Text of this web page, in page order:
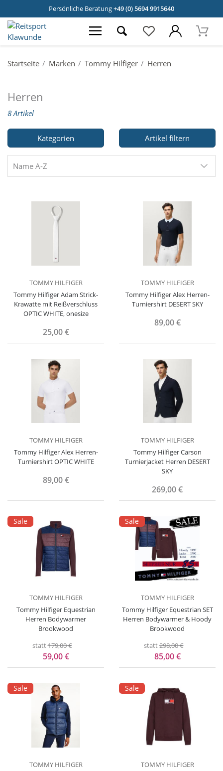
Persönliche Beratung+49 (0) 5694 9915640
Startseite Marken Tommy Hilfiger Herren
Herren
8 Artikel
Kategorien Artikel filtern
Name A-Z
TOMMY HILFIGER
Tommy Hilfiger Adam Strick-
Krawatte mit Reißverschluss
OPTIC WHITE, onesize
25,00 €
TOMMY HILFIGER
Tommy Hilfiger Alex Herren-
Turniershirt DESERT SKY
89,00 €
TOMMY HILFIGER
Tommy Hilfiger Alex Herren-
Turniershirt OPTIC WHITE
89,00 €
TOMMY HILFIGER
Tommy Hilfiger Carson
Turnierjacket Herren DESERT
SKY
269,00 €
Sale
TOMMY HILFIGER
Tommy Hilfiger Equestrian
Herren Bodywarmer
Brookwood
statt179,00 €
59,00 €
Sale
TOMMY HILFIGER
Tommy Hilfiger Equestrian SET
Herren Bodywarmer & Hoody
Brookwood
statt298,00 €
85,00 €
Sale
TOMMY HILFIGER
Sale
TOMMY HILFIGER